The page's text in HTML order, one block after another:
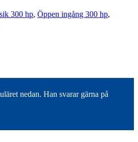
300 hp, Öppen ingång 300 hp,
nedan. Han svarar gärna på